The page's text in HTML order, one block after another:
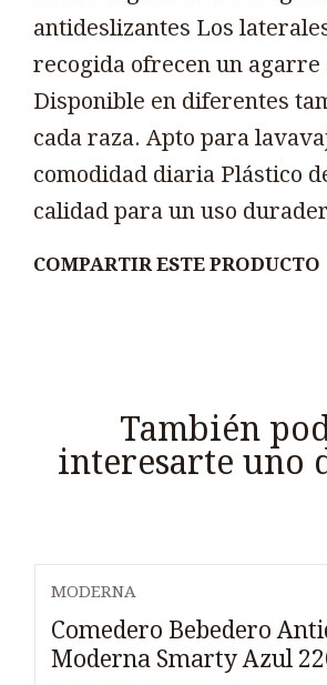
antideslizantes Los
recogida ofrecen un agarre
Disponible en diferentes
cada raza. Apto para
comodidad diaria Plástico
calidad para un uso
COMPARTIR ESTE PRODUCTO
También
interesarte uno
MODERNA
Comedero Bebedero
Moderna Smarty Azul